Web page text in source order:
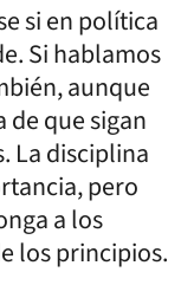
si en política
Si hablamos
aunque
que sigan
La disciplina
pero
a los
los principios.